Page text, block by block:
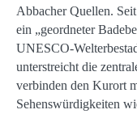
Abbacher Quellen.
ein „geordneter
UNESCO-
unterstreicht die
verbinden den Kurort
Sehenswürdigkeiten